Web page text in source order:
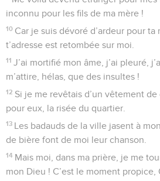
inconnu pour les fils de ma mère !
10 Car je suis dévoré d’ardeur pour ta
t’adresse est retombée sur moi.
11 J’ai mortifié mon âme, j’ai pleuré,
m’attire, hélas, que des insultes !
12 Si je me revêtais d’un vêtement de
pour eux, la risée du quartier.
13 Les badauds de la ville jasent à
de bière font de moi leur chanson.
14 Mais moi, dans ma prière, je me
mon Dieu ! C’est le moment propice,